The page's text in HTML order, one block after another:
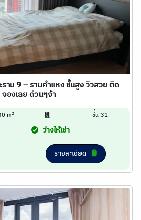
ราม 9 – รามคำแหง ชั้นสูง วิวสวย ติด
องเลย ด่วนๆจ้า
m2 - ชั้น 31
ว่างให้เช่า
รายละเอียด